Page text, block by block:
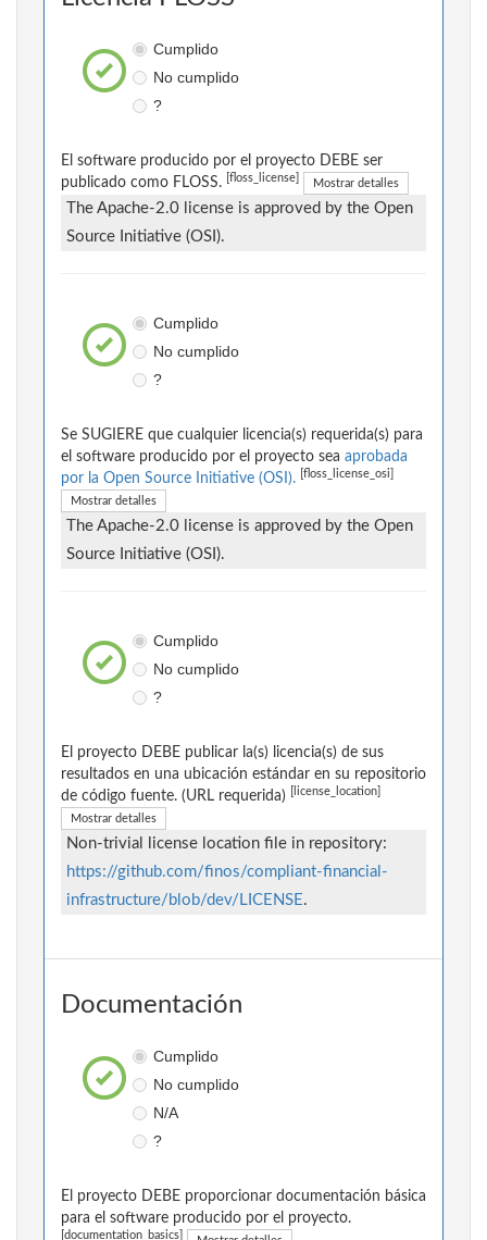
Cumplido
No cumplido
?
El software producido por el proyecto DEBE ser
publicado como FLOSS.
[floss_license] Mostrar detalles
The Apache-2.0 license is approved by the Open
Source Initiative (OSI).
Cumplido
No cumplido
?
Se SUGIERE que cualquier licencia(s) requerida(s) para
el software producido por el proyecto sea aprobada
por la Open Source Initiative (OSI).
[floss_license_osi]
Mostrar detalles
The Apache-2.0 license is approved by the Open
Source Initiative (OSI).
Cumplido
No cumplido
?
El proyecto DEBE publicar la(s) licencia(s) de sus
resultados en una ubicación estándar en su repositorio
de código fuente. (URL requerida)
[license_location]
Mostrar detalles
Non-trivial license location file in repository:
https://github.com/finos/compliant-financial-
infrastructure/blob/dev/LICENSE.
Documentación
Cumplido
No cumplido
N/A
?
El proyecto DEBE proporcionar documentación básica
para el software producido por el proyecto.
[documentation_basics]